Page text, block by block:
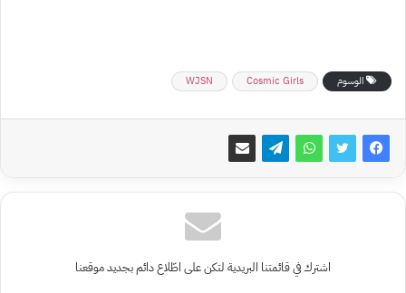
الوسوم Cosmic Girls
WJSN
اشترك في قائمتنا البريدية لتكن على اطّلاع دائم بجديد موقعنا